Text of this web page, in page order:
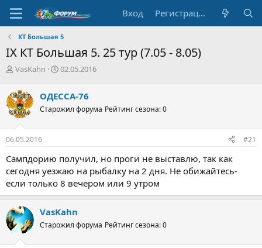
Вход Регистрация
КТ Большая 5
IX КТ Большая 5. 25 тур (7.05 - 8.05)
А
т
о
р
т
е
м
VasKahn
Д
а
н
ч
а
02.05.2016
ОДЕССА-76
Старожил форума Рейтинг сезона: 0
06.05.2016 #21
Сампдорию получил, но проги не выставлю, так как
сегодня уезжаю на рыбалку на 2 дня. Не обижайтесь-
если только 8 вечером или 9 утром
VasKahn
Старожил форума Рейтинг сезона: 0